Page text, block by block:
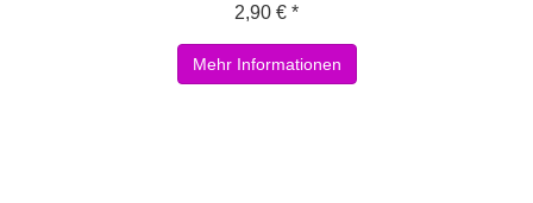
2,90 € *
Mehr Informationen